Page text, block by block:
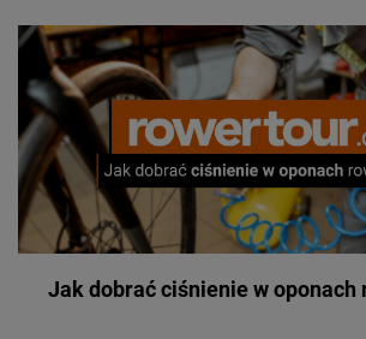
Jak dobrać ciśnienie w oponach